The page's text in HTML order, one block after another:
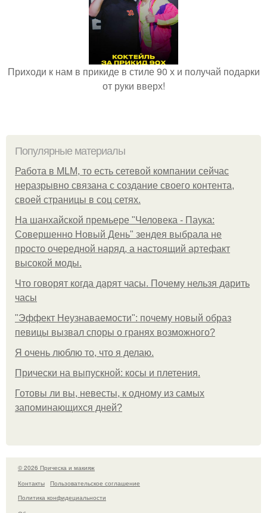
Приходи к нам в прикиде в стиле 90 х и получай подарки
от руки вверх!
Популярные материалы
Работа в MLM, то есть сетевой компании сейчас
неразрывно связана с создание своего контента,
своей страницы в соц сетях.
На шанхайской премьере "Человека - Паука:
Совершенно Новый День" зендея выбрала не
просто очередной наряд, а настоящий артефакт
высокой моды.
Что говорят когда дарят часы. Почему нельзя дарить
часы
"Эффект Неузнаваемости": почему новый образ
певицы вызвал споры о гранях возможного?
Я очень люблю то, что я делаю.
Прически на выпускной: косы и плетения.
Готовы ли вы, невесты, к одному из самых
запоминающихся дней?
© 2026 Прическа и макияж
Контакты
Пользовательское соглашение
Политика конфидециальности